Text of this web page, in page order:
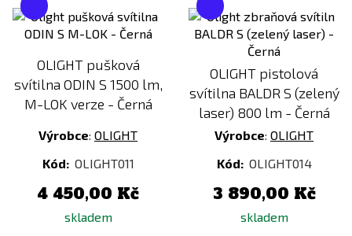
OLIGHT pušková
svítilna ODIN S 1500 lm,
M-LOK verze - Černá
Výrobce: OLIGHT
Kód: OLIGHT011
4 450,00 Kč
skladem
OLIGHT pistolová
svítilna BALDR S (zelený
laser) 800 lm - Černá
Výrobce: OLIGHT
Kód: OLIGHT014
3 890,00 Kč
skladem